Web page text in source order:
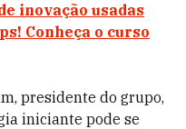
inovação usadas
Conheça o curso
presidente do grupo,
iniciante pode se